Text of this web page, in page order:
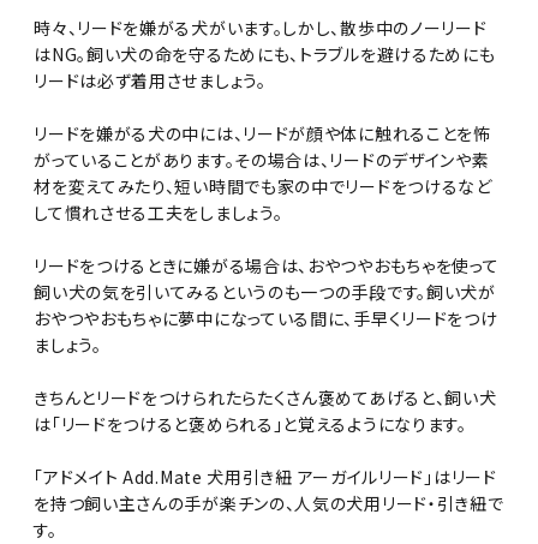
時々、リードを嫌がる犬がいます。しかし、散歩中のノーリード
はNG。飼い犬の命を守るためにも、トラブルを避けるためにも
リードは必ず着用させましょう。
リードを嫌がる犬の中には、リードが顔や体に触れることを怖
がっていることがあります。その場合は、リードのデザインや素
材を変えてみたり、短い時間でも家の中でリードをつけるなど
して慣れさせる工夫をしましょう。
リードをつけるときに嫌がる場合は、おやつやおもちゃを使って
飼い犬の気を引いてみるというのも一つの手段です。飼い犬が
おやつやおもちゃに夢中になっている間に、手早くリードをつけ
ましょう。
きちんとリードをつけられたらたくさん褒めてあげると、飼い犬
は「リードをつけると褒められる」と覚えるようになります。
「アドメイト Add.Mate 犬用引き紐 アーガイルリード」はリード
を持つ飼い主さんの手が楽チンの、人気の犬用リード・引き紐で
す。